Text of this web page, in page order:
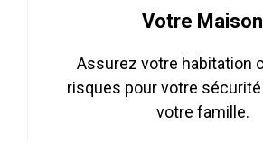
Votre Maison
Assurez votre habitation
risques pour votre
votre famille.